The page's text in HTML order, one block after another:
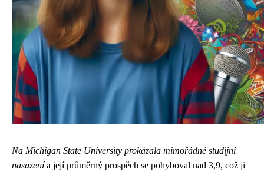
Na Michigan State University prokázala mimořádné studijní
nasazenía její průměrný prospěch se pohyboval nad 3,9, což ji